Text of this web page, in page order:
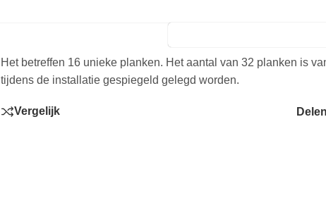
Het betreffen 16 unieke planken. Het aantal van 32 planken is
tijdens de installatie gespiegeld gelegd worden.
Vergelijk